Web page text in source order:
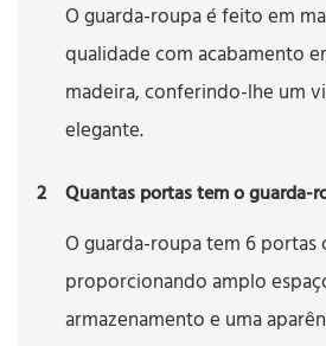
O guarda-roupa é feito em
qualidade com acabamento
madeira, conferindo-lhe um
elegante.
2 Quantas portas tem o guarda-
O guarda-roupa tem 6 portas
proporcionando amplo
armazenamento e uma